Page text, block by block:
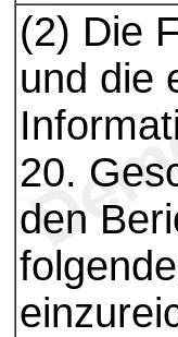
(2) Die
und die
20.
den